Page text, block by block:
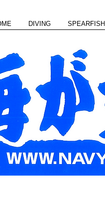
DIVING